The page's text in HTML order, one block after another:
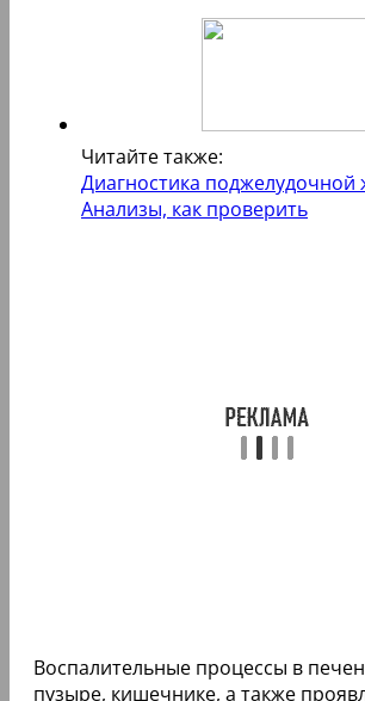
Читайте также:
Диагностика поджелудочной
Анализы, как проверить
Воспалительные процессы в
пузыре, кишечнике, а также